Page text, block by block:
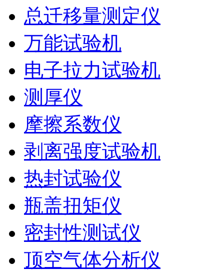
总迁移量测定仪
万能试验机
电子拉力试验机
测厚仪
摩擦系数仪
剥离强度试验机
热封试验仪
瓶盖扭矩仪
密封性测试仪
顶空气体分析仪